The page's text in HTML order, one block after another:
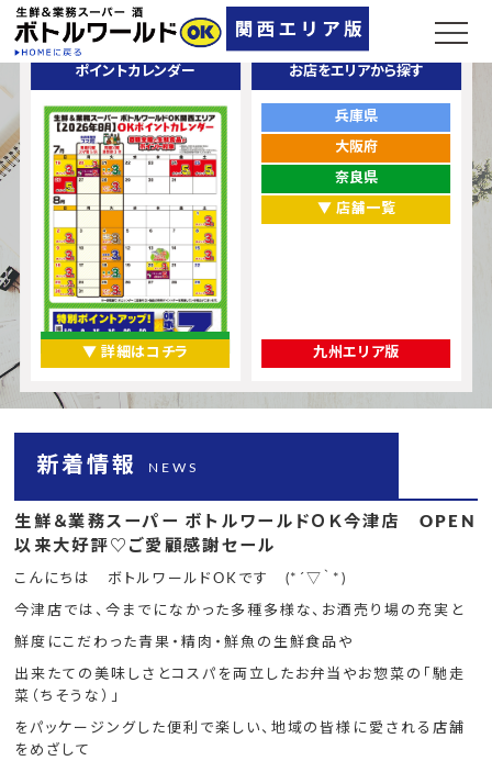
ポイントカレンダー
▼ 詳細はコチラ
お店をエリアから探す
兵庫県
大阪府
奈良県
▼ 店舗一覧
九州エリア版
新着情報 NEWS
生鮮＆業務スーパー ボトルワールドＯＫ今津店 OPEN
以来大好評♡ご愛顧感謝セール
こんにちは ボトルワールドOKです (*´▽｀*)
今津店では、今までになかった多種多様な、お酒売り場の充実と
鮮度にこだわった青果・精肉・鮮魚の生鮮食品や
出来たての美味しさとコスパを両立したお弁当やお惣菜の「馳走
菜（ちそうな）」
をパッケージングした便利で楽しい、地域の皆様に愛される店舗
をめざして